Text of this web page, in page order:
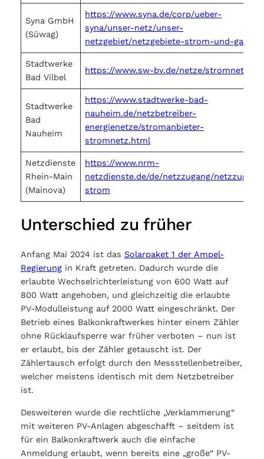
Syna GmbH
(Süwag)
https://www.syna.de/corp/ueber-
syna/unser-netz/unser-
netzgebiet/netzgebiete-strom-und-gas
Stadtwerke
Bad Vilbel
https://www.sw-bv.de/netze/stromnetz/
Stadtwerke
Bad
Nauheim
https://www.stadtwerke-bad-
nauheim.de/netzbetreiber-
energienetze/stromanbieter-
stromnetz.html
Netzdienste
Rhein-Main
(Mainova)
https://www.nrm-
netzdienste.de/de/netzzugang/
strom
Unterschied zu früher
Anfang Mai 2024 ist das Solarpaket 1 der Ampel-
Regierungin Kraft getreten. Dadurch wurde die
erlaubte Wechselrichterleistung von 600 Watt auf
800 Watt angehoben, und gleichzeitig die erlaubte
PV-Modulleistung auf 2000 Watt eingeschränkt. Der
Betrieb eines Balkonkraftwerkes hinter einem Zähler
ohne Rücklaufsperre war früher verboten – nun ist
er erlaubt, bis der Zähler getauscht ist. Der
Zählertausch erfolgt durch den Messstellenbetreiber,
welcher meistens identisch mit dem Netzbetreiber
ist.
Desweiteren wurde die rechtliche „Verklammerung“
mit weiteren PV-Anlagen abgeschafft – seitdem ist
für ein Balkonkraftwerk auch die einfache
Anmeldung erlaubt, wenn bereits eine „große“ PV-